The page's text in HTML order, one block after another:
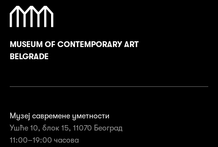
MUSEUM OF CONTEMPORARY ART
BELGRADE
Музеј савремене уметности
Ушће 10, блок 15, 11070 Београд
11:00–19:00 часова